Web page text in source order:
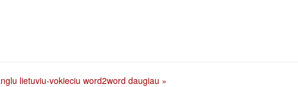
lietuviu-vokieciu word2word daugiau »